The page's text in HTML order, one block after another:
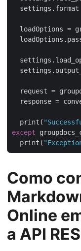
settings.format
loadOptions =
request =
response =
  print(
except
  print(
Como
Online
a API